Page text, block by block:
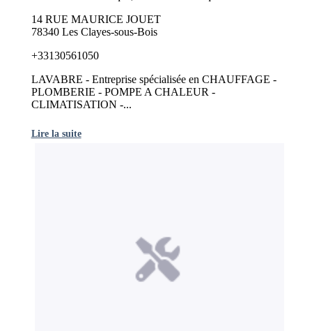
14 RUE MAURICE JOUET
78340 Les Clayes-sous-Bois
+33130561050
LAVABRE - Entreprise spécialisée en CHAUFFAGE -
PLOMBERIE - POMPE A CHALEUR -
CLIMATISATION -...
Lire la suite